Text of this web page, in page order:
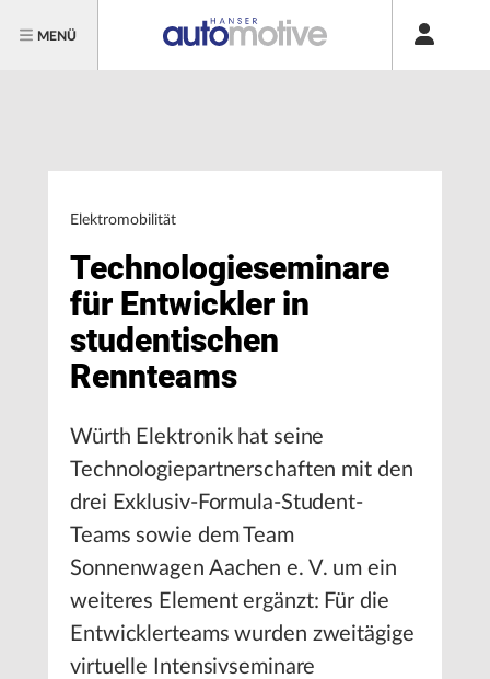
MENÜ
Elektromobilität
Technologieseminare
für Entwickler in
studentischen
Rennteams
Würth Elektronik hat seine
Technologiepartnerschaften mit den
drei Exklusiv-Formula-Student-
Teams sowie dem Team
Sonnenwagen Aachen e. V. um ein
weiteres Element ergänzt: Für die
Entwicklerteams wurden zweitägige
virtuelle Intensivseminare